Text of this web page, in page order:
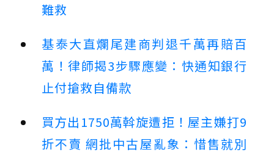
難救
基泰大直爛尾建商判退千萬再賠百
萬！律師揭3步驟應變：快通知銀行
止付搶救自備款
買方出1750萬斡旋遭拒！屋主嫌打9
折不賣 網批中古屋亂象：惜售就別